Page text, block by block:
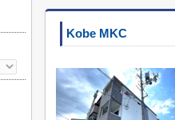
Kobe MKC